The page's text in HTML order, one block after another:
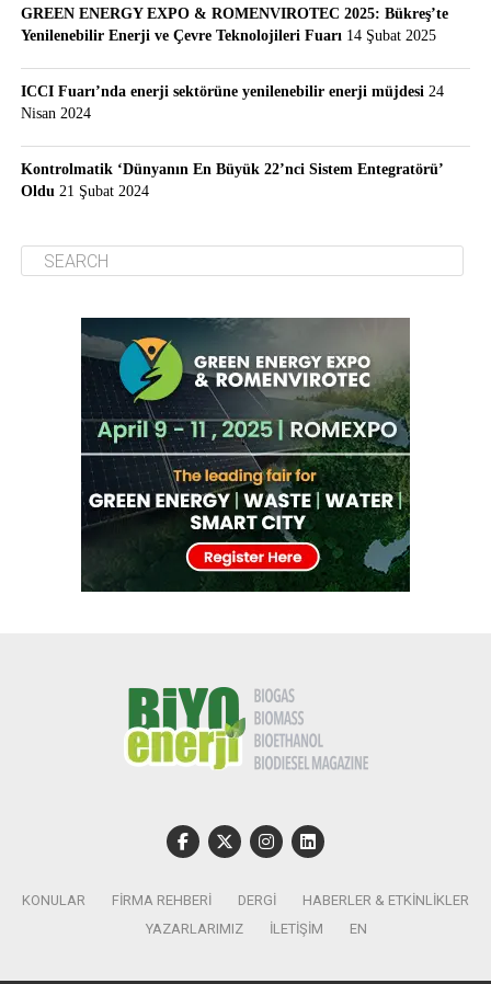
GREEN ENERGY EXPO & ROMENVIROTEC 2025: Bükreş’te
Yenilenebilir Enerji ve Çevre Teknolojileri Fuarı 14 Şubat 2025
ICCI Fuarı’nda enerji sektörüne yenilenebilir enerji müjdesi 24
Nisan 2024
Kontrolmatik ‘Dünyanın En Büyük 22’nci Sistem Entegratörü’
Oldu 21 Şubat 2024
KONULAR FIRMA REHBERI DERGI
HABERLER & ETKINLIKLER
YAZARLARIMIZ
İLETIŞIM EN